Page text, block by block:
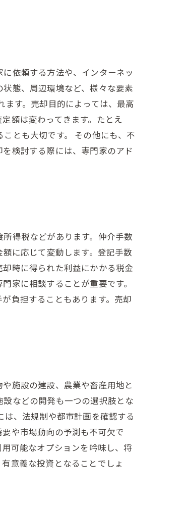
依頼する方法や、インターネッ
態、周辺環境など、様々な要素
す。売却目的によっては、最高
額は変わってきます。たとえ
とも大切です。 その他にも、不
検討する際には、専門家のアド
得税などがあります。仲介手数
に応じて変動します。登記手数
時に得られた利益にかかる税金
家に相談することが重要です。
負担することもあります。売却
施設の建設、農業や畜産用地と
などの開発も一つの選択肢とな
、法規制や都市計画を確認する
や市場動向の予測も不可欠で
可能なオプションを吟味し、将
意義な投資となることでしょ